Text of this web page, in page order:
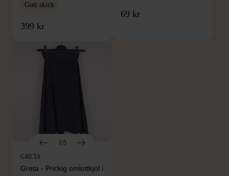
Gott skick
399 kr
69 kr
1/5
GRETA
Greta - Prickig omlottkjol i